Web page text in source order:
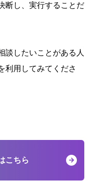
断し、実行することだ
談したいことがある人
利用してみてくださ
こちら